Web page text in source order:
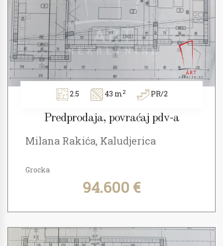
2.5 43 m2 PR/2
Predprodaja, povraćaj pdv-a
Milana Rakića, Kaludjerica
Grocka
94.600 €